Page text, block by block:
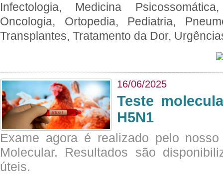
Infectologia, Medicina
Oncologia, Ortopedia, Pediatria,
Transplantes, Tratamento da Dor,
16/06/2025
Teste
H5N1
Exame agora é realizado pelo
Molecular. Resultados são
úteis.